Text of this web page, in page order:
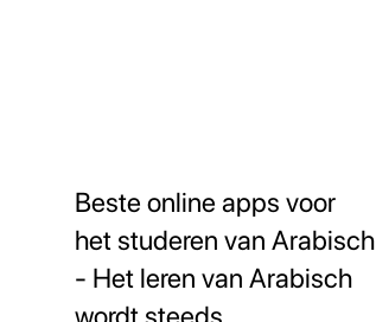
Beste online apps voor
het studeren van Arabisch
- Het leren van Arabisch